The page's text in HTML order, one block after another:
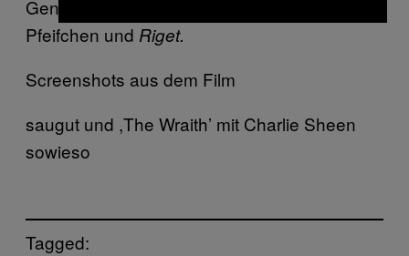
Genug, ich muss zurück zu meinem
Pfeifchen und Riget.
Screenshots aus dem Film
saugut und ,The Wraith’ mit Charlie Sheen
sowieso
Tagged: